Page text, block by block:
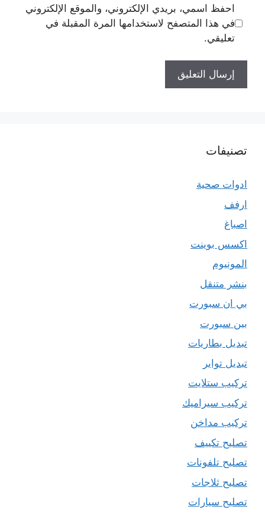
احفظ اسمي، بريدي الإلكتروني، والموقع الإلكتروني
في هذا المتصفح لاستخدامها المرة المقبلة في
تعليقي.
تصنيفات
ادوات صحية
ارفف
اصباغ
اكسس بوينت
المونيوم
بنشر متنقل
بي ان سبورت
بين سبورت
تبديل بطاريات
تبديل تواير
تركيب ستلايت
تركيب سيراميك
تركيب مداخن
تصليح تكييف
تصليح تلفونات
تصليح ثلاجات
تصليح سيارات